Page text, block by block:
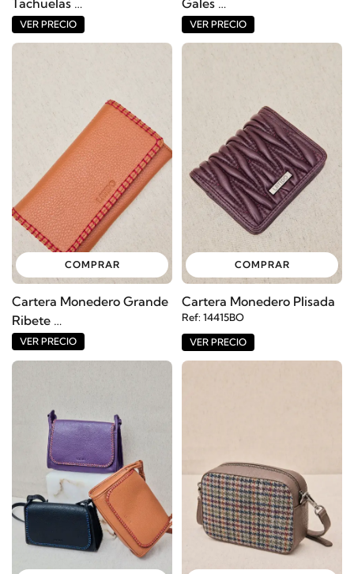
Tachuelas
Ref: 14419BO
VER PRECIO
Gales
Ref: 14418BO
VER PRECIO
COMPRAR
Cartera Monedero Grande
Ribete
Ref: 14416BO
VER PRECIO
COMPRAR
Cartera Monedero Plisada
Ref: 14415BO
VER PRECIO